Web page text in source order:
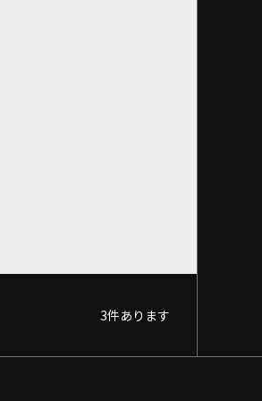
3件あります